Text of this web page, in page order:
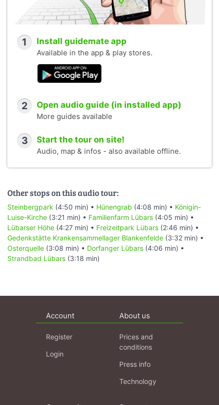
1 Install guidemate app
Available in the app & play stores.
2 Open audio guide (in installed app)
More guides available
3 Start the tour on site!
Audio, map & infos - also available offline.
Other stops on this audio tour:
Steinbergpark (4:50 min) • Hünengrab (4:08 min) • Königin-
Luise-Kirche (3:21 min) • Familienfarm Lübars (4:05 min) •
Lübarser Höhe (4:27 min) • Freizeitpark Lübars (2:46 min) •
Gedenkstätte Krankensammellager Blankenfelde (3:32 min) •
Osterquelle (3:08 min) • Dorfanger Lübars (4:06 min) •
Strandbad Lübars (3:18 min)
Account
Register
Login
About us
Prices and
conditions
Press info
Technology